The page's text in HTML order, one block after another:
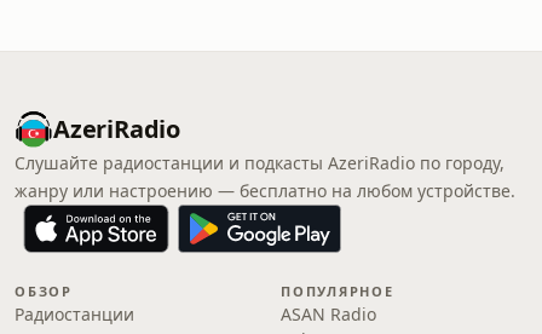
AzeriRadio
Слушайте радиостанции и подкасты AzeriRadio по городу,
жанру или настроению — бесплатно на любом устройстве.
ОБЗОР
Радиостанции
ПОПУЛЯРНОЕ
ASAN Radio